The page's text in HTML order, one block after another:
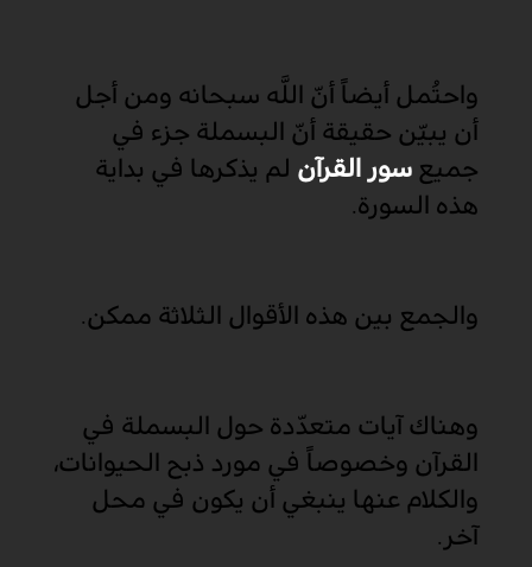
واحتُمل أيضاً أنّ اللَّه سبحانه ومن أجل
أن يبيّن حقيقة أنّ البسملة جزء في
جميع سور القرآن لم يذكرها في بداية
هذه السورة.
والجمع بين هذه الأقوال الثلاثة ممكن.
وهناك آيات متعدّدة حول البسملة في
القرآن وخصوصاً في مورد ذبح الحيوانات،
والكلام عنها ينبغي أن يكون في محل
آخر .